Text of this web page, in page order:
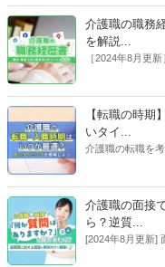
トを解説します
介護職の職務
を解説...
［2024年8月更
アピールできる
集部、コラム／
【転職の時期
いタイ...
介護職の転職を
しく解説します
介護職の面接
ら？逆質...
[2024年8月更新]